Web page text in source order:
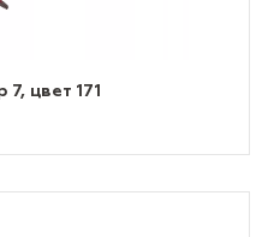
цвет 171